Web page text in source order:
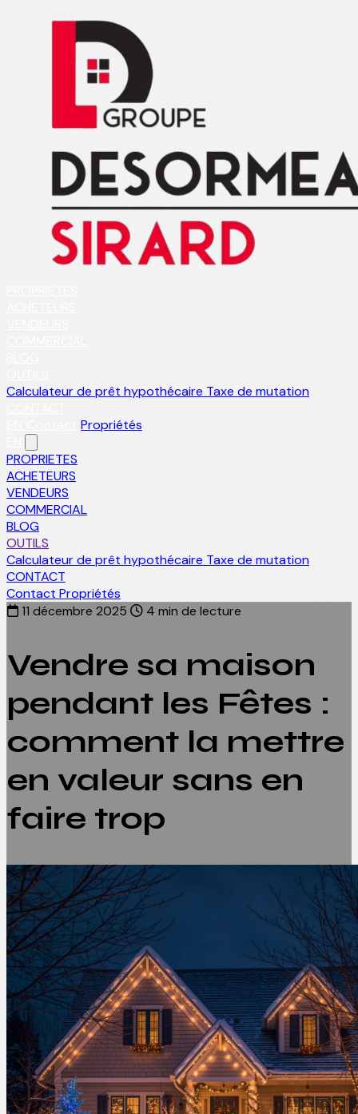
Calculateur de prêt hypothécaire Taxe de mutation
Propriétés
PROPRIETES
ACHETEURS
VENDEURS
COMMERCIAL
BLOG
OUTILS
Calculateur de prêt hypothécaire Taxe de mutation
CONTACT
Contact Propriétés
11 décembre 2025
4 min de lecture
Vendre sa maison
pendant les Fêtes :
comment la mettre
en valeur sans en
faire trop